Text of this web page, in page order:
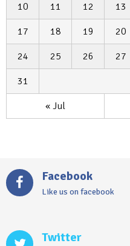
« Jul
10 11 12 13
17 18 19 20
24 25 26 27
31
Facebook
Like us on facebook
Twitter